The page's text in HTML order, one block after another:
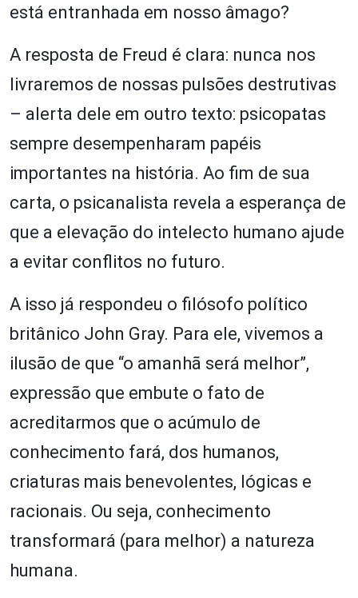
está entranhada em nosso âmago?
A resposta de Freud é clara: nunca nos
livraremos de nossas pulsões destrutivas
– alerta dele em outro texto: psicopatas
sempre desempenharam papéis
importantes na história. Ao fim de sua
carta, o psicanalista revela a esperança de
que a elevação do intelecto humano ajude
a evitar conflitos no futuro.
A isso já respondeu o filósofo político
britânico John Gray. Para ele, vivemos a
ilusão de que “o amanhã será melhor”,
expressão que embute o fato de
acreditarmos que o acúmulo de
conhecimento fará, dos humanos,
criaturas mais benevolentes, lógicas e
racionais. Ou seja, conhecimento
transformará (para melhor) a natureza
humana.